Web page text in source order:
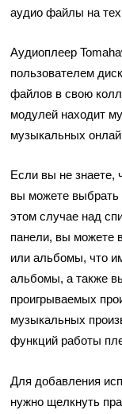
аудио файлы на
Аудиоплеер
пользователем
файлов в свою
модулей находит
музыкальных
Если вы не знаете,
вы можете выбрать
этом случае над
панели, вы можете
или альбомы, что
альбомы, а также
проигрываемых
музыкальных
функций работы
Для добавления
нужно щелкнуть